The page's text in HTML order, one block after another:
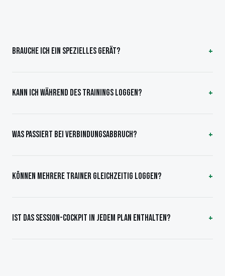
BRAUCHE ICH EIN SPEZIELLES GERÄT?
KANN ICH WÄHREND DES TRAININGS LOGGEN?
WAS PASSIERT BEI VERBINDUNGSABBRUCH?
KÖNNEN MEHRERE TRAINER GLEICHZEITIG LOGGEN?
IST DAS SESSION-COCKPIT IN JEDEM PLAN ENTHALTEN?